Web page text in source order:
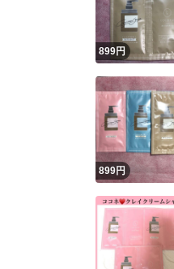
899円
899円